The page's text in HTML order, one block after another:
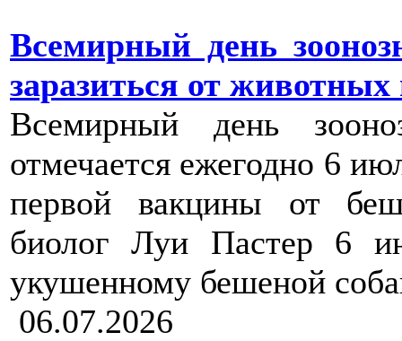
Всемирный день
заразиться от животных
Всемирный день
отмечается ежегодно 6
первой вакцины от
биолог Луи Пастер 6
укушенному бешеной
06.07.2026